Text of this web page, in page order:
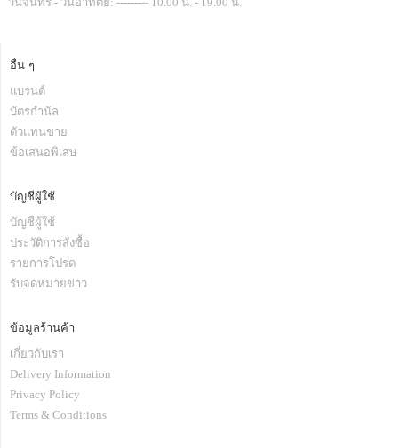
อื่น ๆ
แบรนด์
บัตรกำนัล
ตัวแทนขาย
ข้อเสนอพิเสษ
บัญชีผู้ใช้
บัญชีผู้ใช้
ประวัติการสั่งซื้อ
รายการโปรด
รับจดหมายข่าว
ข้อมูลร้านค้า
เกี่ยวกับเรา
Delivery Information
Privacy Policy
Terms & Conditions